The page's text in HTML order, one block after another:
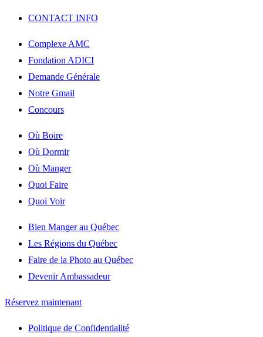
CONTACT INFO
Complexe AMC
Fondation ADICI
Demande Générale
Notre Gmail
Concours
Où Boire
Où Dormir
Où Manger
Quoi Faire
Quoi Voir
Bien Manger au Québec
Les Régions du Québec
Faire de la Photo au Québec
Devenir Ambassadeur
Réservez maintenant
Politique de Confidentialité